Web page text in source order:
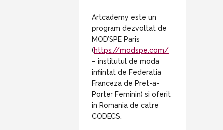
Artcademy este un
program dezvoltat de
MOD’SPE Paris
(https://modspe.com/
– institutul de moda
infiintat de Federatia
Franceza de Pret-a-
Porter Feminin) si oferit
in Romania de catre
CODECS.